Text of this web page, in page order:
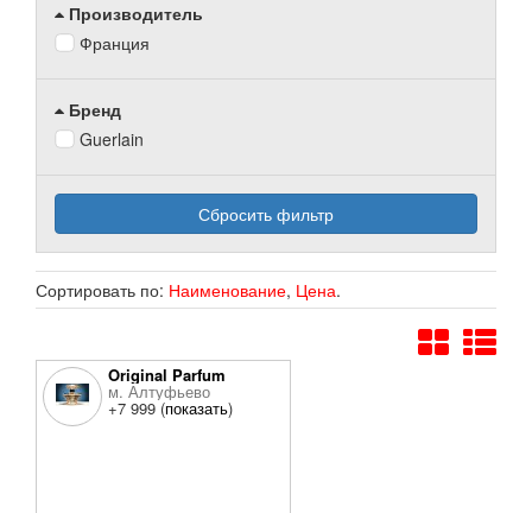
Производитель
Франция
Бренд
Guerlain
Сбросить фильтр
Сортировать по: Наименование, Цена.
Original Parfum
м. Алтуфьево
+7 999 (показать)